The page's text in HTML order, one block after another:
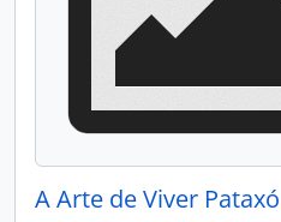
A Arte de Viver Pataxó